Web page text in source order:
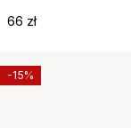
66 zł
-15%